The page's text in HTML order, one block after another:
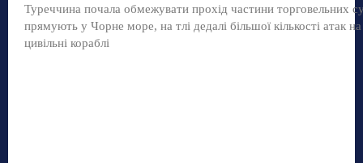
Туреччина почала обмежувати прохід частини торговельних
прямують у Чорне море, на тлі дедалі більшої кількості атак на
цивільні кораблі